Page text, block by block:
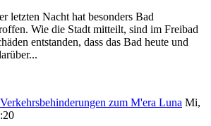
letzten Nacht hat besonders Bad
Wie die Stadt mitteilt, sind im Freibad
entstanden, dass das Bad heute und
zum M'era Luna Mi,